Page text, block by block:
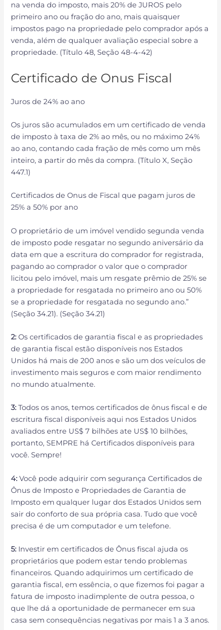
na venda do imposto, mais 20% de JUROS pelo
primeiro ano ou fração do ano, mais quaisquer
impostos pago na propriedade pelo comprador após a
venda, além de qualquer avaliação especial sobre a
propriedade. (Título 48, Seção 48-4-42)
Certificado de Onus Fiscal
Juros de 24% ao ano
Os juros são acumulados em um certificado de venda
de imposto à taxa de 2% ao mês, ou no máximo 24%
ao ano, contando cada fração de mês como um mês
inteiro, a partir do mês da compra. (Título X, Seção
447.1)
Certificados de Onus de Fiscal que pagam juros de
25% a 50% por ano
O proprietário de um imóvel vendido segunda venda
de imposto pode resgatar no segundo aniversário da
data em que a escritura do comprador for registrada,
pagando ao comprador o valor que o comprador
licitou pelo imóvel, mais um resgate prêmio de 25% se
a propriedade for resgatada no primeiro ano ou 50%
se a propriedade for resgatada no segundo ano.”
(Seção 34.21). (Seção 34.21)
2: Os certificados de garantia fiscal e as propriedades
de garantia fiscal estão disponíveis nos Estados
Unidos há mais de 200 anos e são um dos veículos de
investimento mais seguros e com maior rendimento
no mundo atualmente.
3: Todos os anos, temos certificados de ônus fiscal e de
escritura fiscal disponíveis aqui nos Estados Unidos
avaliados entre US$ 7 bilhões ate US$ 10 bilhões,
portanto, SEMPRE há Certificados disponíveis para
você. Sempre!
4: Você pode adquirir com segurança Certificados de
Ônus de Imposto e Propriedades de Garantia de
Imposto em qualquer lugar dos Estados Unidos sem
sair do conforto de sua própria casa. Tudo que você
precisa é de um computador e um telefone.
5: Investir em certificados de Ônus fiscal ajuda os
proprietários que podem estar tendo problemas
financeiros. Quando adquirimos um certificado de
garantia fiscal, em essência, o que fizemos foi pagar a
fatura de imposto inadimplente de outra pessoa, o
que lhe dá a oportunidade de permanecer em sua
casa sem consequências negativas por mais 1 a 3 anos.